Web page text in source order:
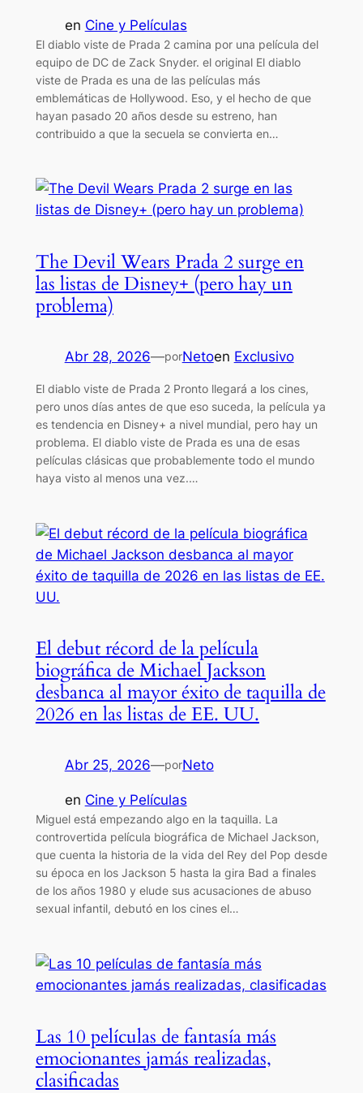
en Cine y Películas
El diablo viste de Prada 2 camina por una película del
equipo de DC de Zack Snyder. el original El diablo
viste de Prada es una de las películas más
emblemáticas de Hollywood. Eso, y el hecho de que
hayan pasado 20 años desde su estreno, han
contribuido a que la secuela se convierta en…
The Devil Wears Prada 2 surge en
las listas de Disney+ (pero hay un
problema)
Abr 28, 2026—porNetoen Exclusivo
El diablo viste de Prada 2 Pronto llegará a los cines,
pero unos días antes de que eso suceda, la película ya
es tendencia en Disney+ a nivel mundial, pero hay un
problema. El diablo viste de Prada es una de esas
películas clásicas que probablemente todo el mundo
haya visto al menos una vez.…
El debut récord de la película
biográfica de Michael Jackson
desbanca al mayor éxito de taquilla de
2026 en las listas de EE. UU.
Abr 25, 2026—porNeto
en Cine y Películas
Miguel está empezando algo en la taquilla. La
controvertida película biográfica de Michael Jackson,
que cuenta la historia de la vida del Rey del Pop desde
su época en los Jackson 5 hasta la gira Bad a finales
de los años 1980 y elude sus acusaciones de abuso
sexual infantil, debutó en los cines el…
Las 10 películas de fantasía más
emocionantes jamás realizadas,
clasificadas